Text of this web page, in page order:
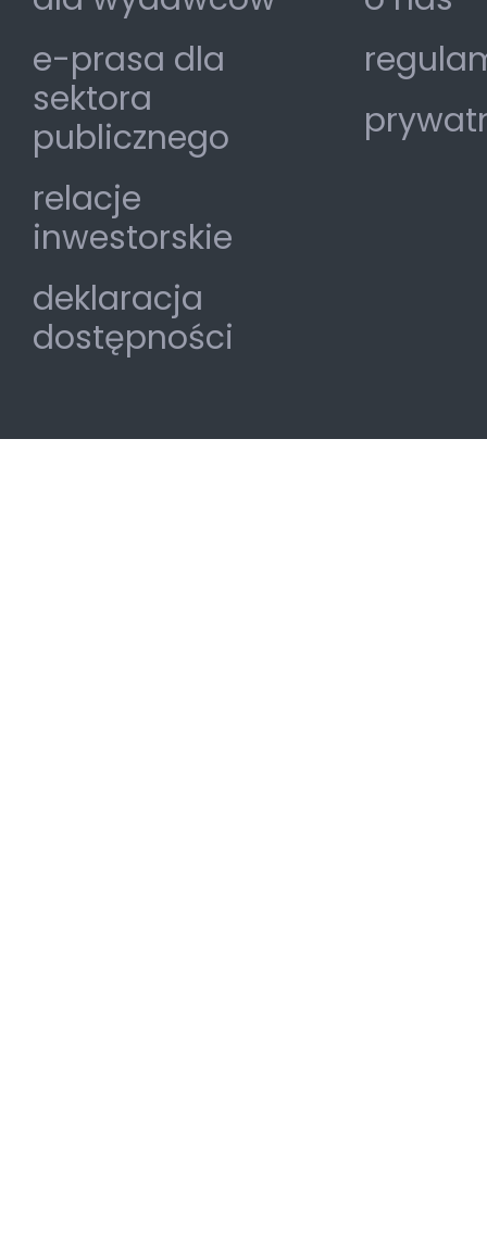
e-prasa dla
sektora
publicznego
relacje
inwestorskie
deklaracja
dostępności